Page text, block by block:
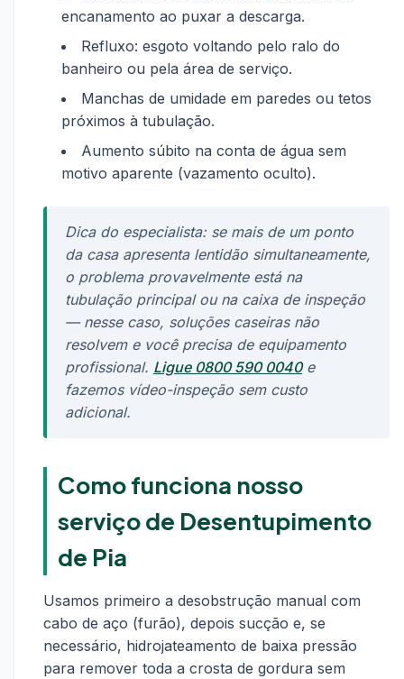
encanamento ao puxar a descarga.
Refluxo: esgoto voltando pelo ralo do
banheiro ou pela área de serviço.
Manchas de umidade em paredes ou tetos
próximos à tubulação.
Aumento súbito na conta de água sem
motivo aparente (vazamento oculto).
Dica do especialista: se mais de um ponto
da casa apresenta lentidão simultaneamente,
o problema provavelmente está na
tubulação principal ou na caixa de inspeção
— nesse caso, soluções caseiras não
resolvem e você precisa de equipamento
profissional. Ligue 0800 590 0040e
fazemos vídeo-inspeção sem custo
adicional.
Como funciona nosso
serviço de Desentupimento
de Pia
Usamos primeiro a desobstrução manual com
cabo de aço (furão), depois sucção e, se
necessário, hidrojateamento de baixa pressão
para remover toda a crosta de gordura sem